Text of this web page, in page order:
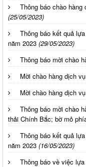
Thông báo chào
(25/05/2023)
Thông báo kết quả
năm 2023 (29/05/2023)
Thông báo mời chào
Mời chào hàng dịch
Mời chào hàng dịch
Thông báo mời chào
thải Chính Bắc; bờ mỏ
Thông báo kết quả
năm 2023 (16/05/2023)
Thông báo về việc